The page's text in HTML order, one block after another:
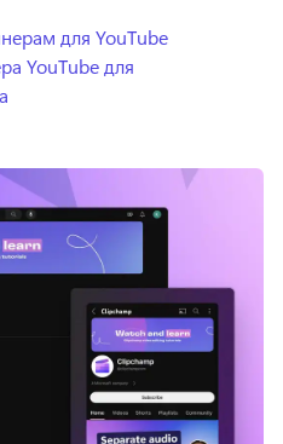
для YouTube
YouTube для